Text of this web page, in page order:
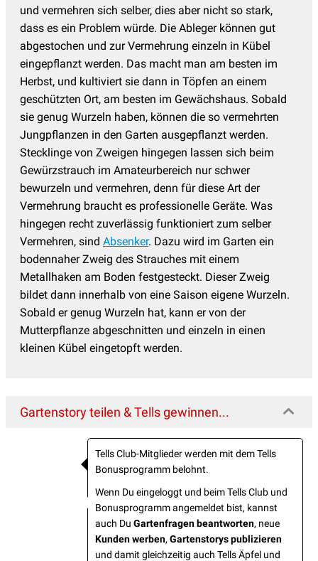
und vermehren sich selber, dies aber nicht so stark,
dass es ein Problem würde. Die Ableger können gut
abgestochen und zur Vermehrung einzeln in Kübel
eingepflanzt werden. Das macht man am besten im
Herbst, und kultiviert sie dann in Töpfen an einem
geschützten Ort, am besten im Gewächshaus. Sobald
sie genug Wurzeln haben, können die so vermehrten
Jungpflanzen in den Garten ausgepflanzt werden.
Stecklinge von Zweigen hingegen lassen sich beim
Gewürzstrauch im Amateurbereich nur schwer
bewurzeln und vermehren, denn für diese Art der
Vermehrung braucht es professionelle Geräte. Was
hingegen recht zuverlässig funktioniert zum selber
Vermehren, sind Absenker. Dazu wird im Garten ein
bodennaher Zweig des Strauches mit einem
Metallhaken am Boden festgesteckt. Dieser Zweig
bildet dann innerhalb von eine Saison eigene Wurzeln.
Sobald er genug Wurzeln hat, kann er von der
Mutterpflanze abgeschnitten und einzeln in einen
kleinen Kübel eingetopft werden.
Gartenstory teilen & Tells gewinnen...
Tells Club-Mitglieder werden mit dem Tells
Bonusprogramm belohnt.
Wenn Du eingeloggt und beim Tells Club und
Bonusprogramm angemeldet bist, kannst
auch Du Gartenfragen beantworten, neue
Kunden werben, Gartenstorys publizieren
und damit gleichzeitig auch Tells Äpfel und